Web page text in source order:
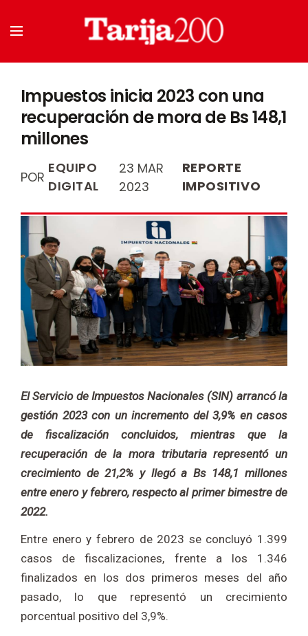
Impuestos inicia 2023 con una
recuperación de mora de Bs 148,1
millones
POR
EQUIPO
DIGITAL
23 MAR
2023
REPORTE
IMPOSITIVO
El Servicio de Impuestos Nacionales (SIN) arrancó la
gestión 2023 con un incremento del 3,9% en casos
de fiscalización concluidos, mientras que la
recuperación de la mora tributaria representó un
crecimiento de 21,2% y llegó a Bs 148,1 millones
entre enero y febrero, respecto al primer bimestre de
2022.
Entre enero y febrero de 2023 se concluyó 1.399
casos de fiscalizaciones, frente a los 1.346
finalizados en los dos primeros meses del año
pasado, lo que representó un crecimiento
porcentual positivo del 3,9%.